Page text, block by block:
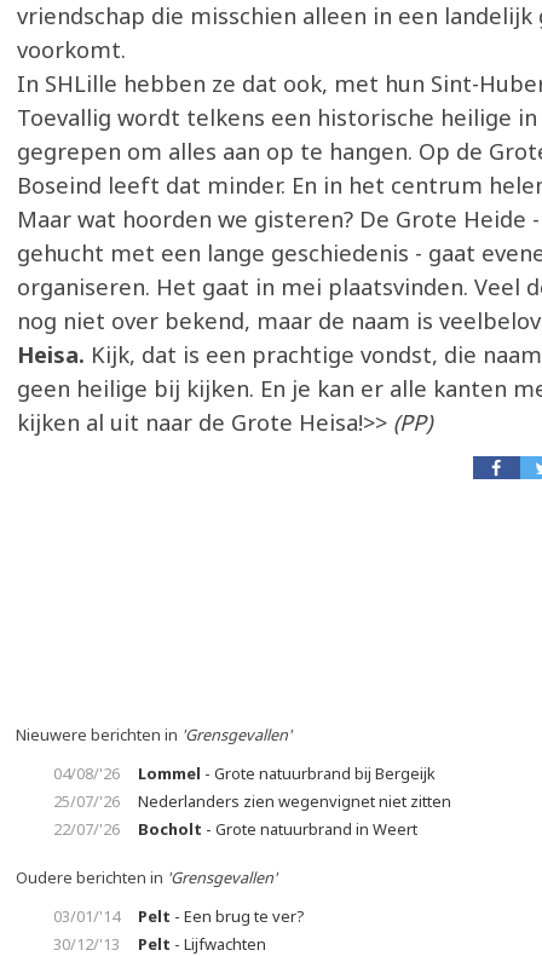
vriendschap die misschien alleen in een landelijk
voorkomt.
In SHLille hebben ze dat ook, met hun Sint-
Toevallig wordt telkens een historische heilige in
gegrepen om alles aan op te hangen. Op de
Boseind leeft dat minder. En in het centrum
Maar wat hoorden we gisteren? De Grote Heide
gehucht met een lange geschiedenis - gaat
organiseren. Het gaat in mei plaatsvinden. Veel
nog niet over bekend, maar de naam is
Heisa. Kijk, dat is een prachtige vondst, die
geen heilige bij kijken. En je kan er alle kanten
kijken al uit naar de Grote Heisa!>> (PP)
Nieuwere berichten in 'Grensgevallen'
04/08/'26
Lommel - Grote natuurbrand bij Bergeijk
25/07/'26
Nederlanders zien wegenvignet niet zitten
22/07/'26
Bocholt - Grote natuurbrand in Weert
Oudere berichten in 'Grensgevallen'
03/01/'14
Pelt - Een brug te ver?
30/12/'13
Pelt - Lijfwachten